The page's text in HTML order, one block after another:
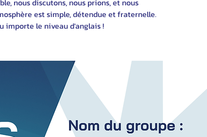
nous discutons, nous prions, et nous
est simple, détendue et fraternelle.
importe le niveau d'anglais !